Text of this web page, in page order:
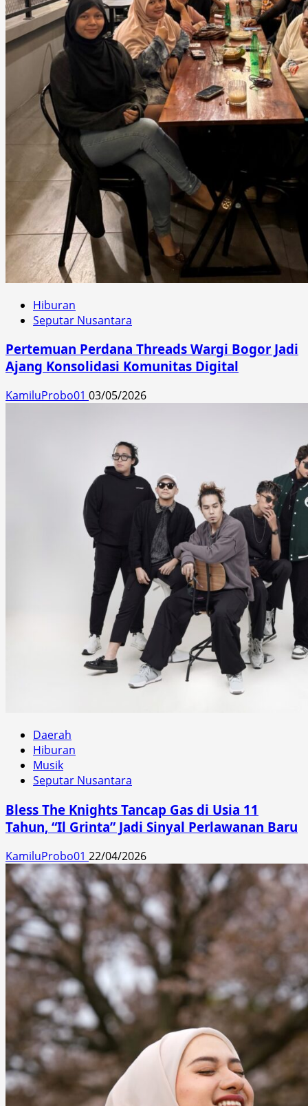
Hiburan
Seputar Nusantara
Pertemuan Perdana Threads Wargi Bogor Jadi
Ajang Konsolidasi Komunitas Digital
KamiluProbo01 03/05/2026
Daerah
Hiburan
Musik
Seputar Nusantara
Bless The Knights Tancap Gas di Usia 11
Tahun, “Il Grinta” Jadi Sinyal Perlawanan Baru
KamiluProbo01 22/04/2026